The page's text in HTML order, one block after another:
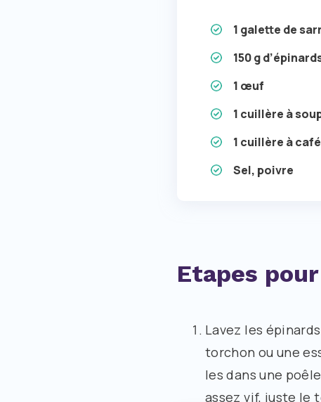
1 galette de
150 g
1 œuf
1 cuillère à
1 cuillère à
Sel, poivre
Etapes
Lavez les
torchon ou une
les dans une
assez vif, juste le